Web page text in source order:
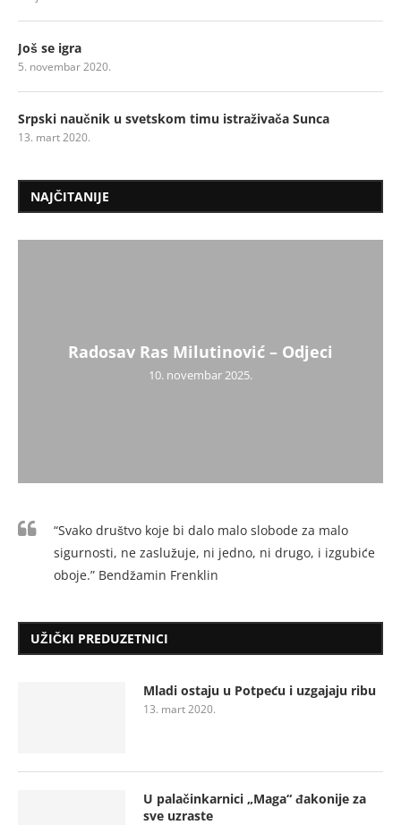
Još se igra
5. novembar 2020.
Srpski naučnik u svetskom timu istraživača Sunca
13. mart 2020.
NAJČITANIJE
Radosav Ras Milutinović – Odjeci
10. novembar 2025.
“Svako društvo koje bi dalo malo slobode za malo
sigurnosti, ne zaslužuje, ni jedno, ni drugo, i izgubiće
oboje.” Bendžamin Frenklin
UŽIČKI PREDUZETNICI
Mladi ostaju u Potpeću i uzgajaju ribu
13. mart 2020.
U palačinkarnici „Maga“ đakonije za
sve uzraste